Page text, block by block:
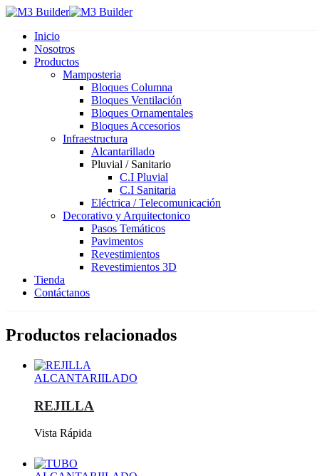
Inicio
Nosotros
Productos
Mamposteria
Bloques Columna
Bloques Ventilación
Bloques Ornamentales
Bloques Accesorios
Infraestructura
Alcantarillado
Pluvial / Sanitario
C.I Pluvial
C.I Sanitaria
Eléctrica / Telecomunicación
Decorativo y Arquitectonico
Pasos Temáticos
Pavimentos
Revestimientos
Revestimientos 3D
Tienda
Contáctanos
Productos relacionados
ALCANTARIILADO
REJILLA
Vista Rápida